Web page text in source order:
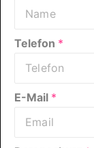
Telefon *
E-Mail *